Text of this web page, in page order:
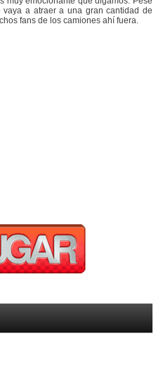
a atraer a una gran cantidad de
fans de los camiones ahí fuera.